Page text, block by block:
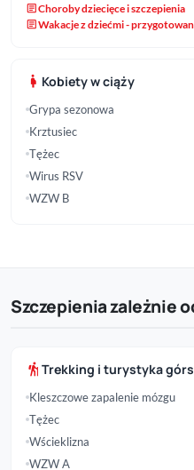
articleChoroby dziecięce i szczepienia
articleWakacje z dziećmi -
pregnant_woman Kobiety w ciąży
Grypa sezonowa
Krztusiec
Tężec
Wirus RSV
WZW B
Szczepienia zależnie
hiking Trekking i turystyka
Kleszczowe zapalenie mózgu
Tężec
Wścieklizna
WZW A